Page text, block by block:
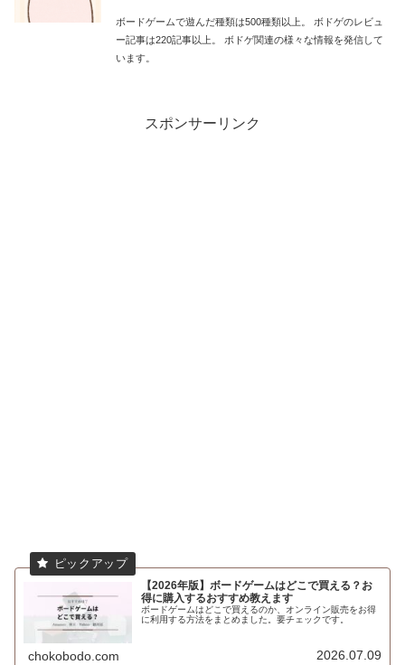
ボードゲームで遊んだ種類は500種類以上。 ボドゲのレビュ
ー記事は220記事以上。 ボドゲ関連の様々な情報を発信して
います。
スポンサーリンク
【2026年版】ボードゲームはどこで買える？お
得に購入するおすすめ教えます
ボードゲームはどこで買えるのか、オンライン販売をお得
に利用する方法をまとめました。要チェックです。
chokobodo.com 2026.07.09